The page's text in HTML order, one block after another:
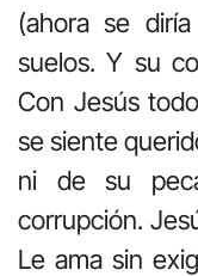
(ahora se
suelos. Y su
Con Jesús
se siente
ni de su
corrupción.
Le ama sin